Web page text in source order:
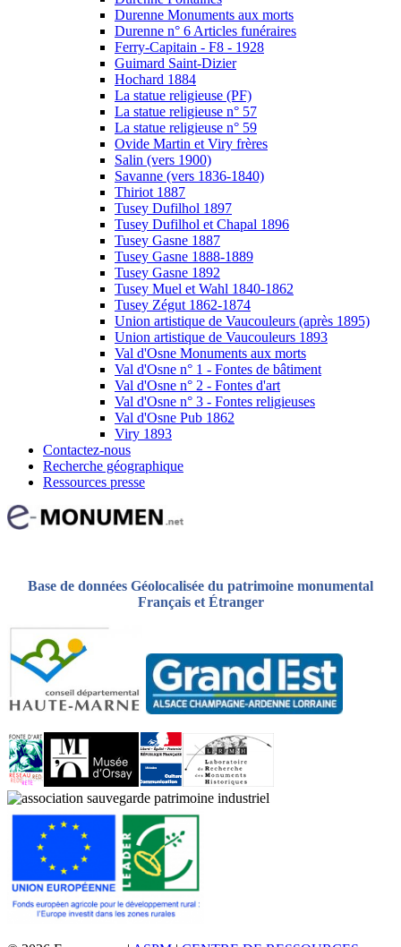
Durenne Monuments aux morts
Durenne n° 6 Articles funéraires
Ferry-Capitain - F8 - 1928
Guimard Saint-Dizier
Hochard 1884
La statue religieuse (PF)
La statue religieuse n° 57
La statue religieuse n° 59
Ovide Martin et Viry frères
Salin (vers 1900)
Savanne (vers 1836-1840)
Thiriot 1887
Tusey Dufilhol 1897
Tusey Dufilhol et Chapal 1896
Tusey Gasne 1887
Tusey Gasne 1888-1889
Tusey Gasne 1892
Tusey Muel et Wahl 1840-1862
Tusey Zégut 1862-1874
Union artistique de Vaucouleurs (après 1895)
Union artistique de Vaucouleurs 1893
Val d'Osne Monuments aux morts
Val d'Osne n° 1 - Fontes de bâtiment
Val d'Osne n° 2 - Fontes d'art
Val d'Osne n° 3 - Fontes religieuses
Val d'Osne Pub 1862
Viry 1893
Contactez-nous
Recherche géographique
Ressources presse
Base de données Géolocalisée du patrimoine monumental
Français et Étranger